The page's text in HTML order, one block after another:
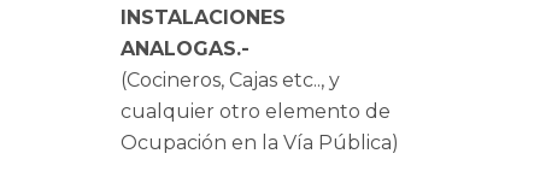
INSTALACIONES
ANALOGAS.-
(Cocineros, Cajas etc.., y
cualquier otro elemento de
Ocupación en la Vía Pública)